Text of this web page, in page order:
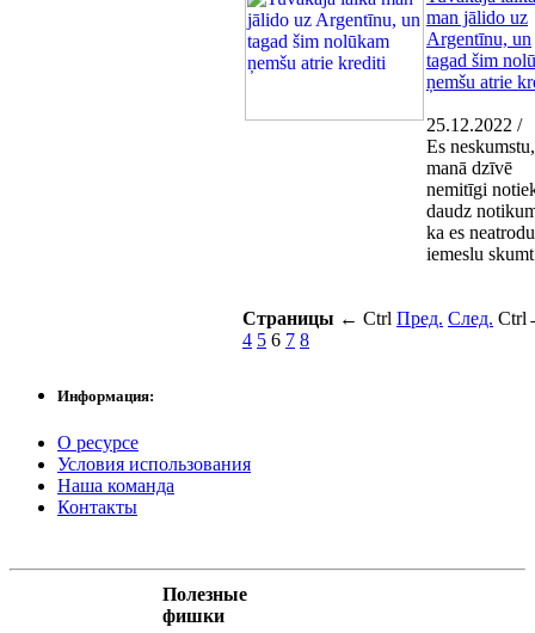
man jālido uz
Argentīnu, un
tagad šim
ņemšu atrie
25.12.2022 /
Es
manā dzīvē
nemitīgi
daudz
ka es neatrodu
iemeslu
Страницы ← Ctrl Пред. След. Ctrl
4 5 6 7 8
Информация:
О ресурсе
Условия использования
Наша команда
Контакты
Полезные
фишки